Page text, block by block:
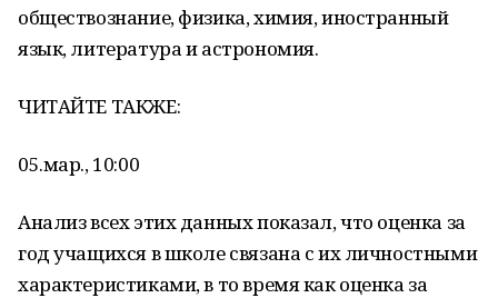
обществознание, физика, химия, иностранный
язык, литература и астрономия.
ЧИТАЙТЕ ТАКЖЕ:
05.мар., 10:00
Анализ всех этих данных показал, что оценка за
год учащихся в школе связана с их личностными
характеристиками, в то время как оценка за